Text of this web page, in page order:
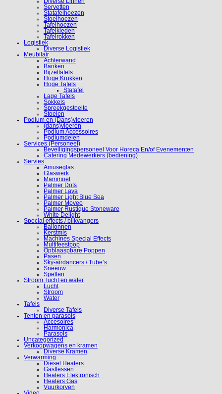
Servetten
Statafelhoezen
Stoelhoezen
Tafelhoezen
Tafelkleden
Tafelrokken
Logistiek
Diverse Logistiek
Meubilair
Achterwand
Banken
Bijzettafels
Hoge Krukken
Hoge Tafels
Statafel
Lage Tafels
Sokkels
Spreekgestoelte
Stoelen
Podium en (Dans)vloeren
(dans)vloeren
Podium Accessoires
Podiumdelen
Services (Personeel)
Beveiligingspersoneel Voor Horeca En/of Evenementen
Catering Medewerkers (bediening)
Servies
Amuseglas
Glaswerk
Mammoet
Palmer Dots
Palmer Lava
Palmer Light Blue Sea
Palmer Moveo
Palmer Rustique Stoneware
White Delight
Special effects / blikvangers
Ballonnen
Kerstmis
Machines Special Effects
Multifeestpop
Opblaaspbare Poppen
Pasen
Sky-airdancers / Tube’s
Sneeuw
Spellen
Stroom, lucht en water
Lucht
Stroom
Water
Tafels
Diverse Tafels
Tenten en parasols
Accesoires
Harmonica
Parasols
Uncategorized
Verkoopwagens en kramen
Diverse Kramen
Verwarming
Diesel Heaters
Gasflessen
Heaters Elektronisch
Heaters Gas
Vuurkorven